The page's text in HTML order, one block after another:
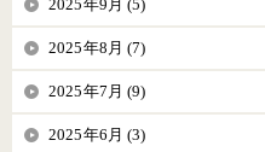
2025年9月 (5)
2025年8月 (7)
2025年7月 (9)
2025年6月 (3)